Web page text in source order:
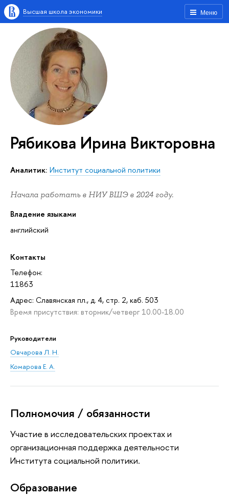
Меню
Высшая школа экономики
Рябикова Ирина Викторовна
Аналитик: Институт социальной политики
Начала работать в НИУ ВШЭ в 2024 году.
Владение языками
английский
Контакты
Телефон:
11863
Адрес: Славянская пл., д. 4, стр. 2, каб. 503
Время присутствия: вторник/четверг 10.00-18.00
Руководители
Овчарова Л. Н.
Комарова Е. А.
Полномочия / обязанности
Участие в исследовательских проектах и
организационная поддержка деятельности
Института социальной политики.
Oбразование